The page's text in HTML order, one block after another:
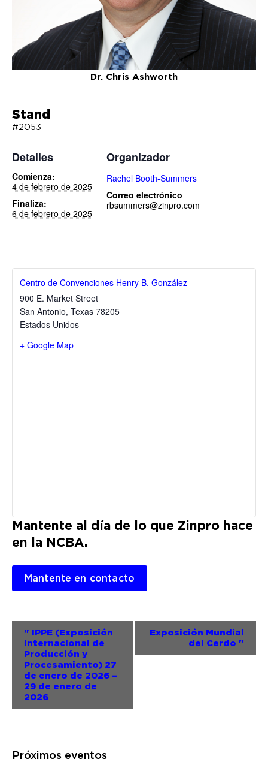
Dr. Chris Ashworth
Stand
#2053
Detalles
Comienza:
4 de febrero de 2025
Finaliza:
6 de febrero de 2025
Organizador
Rachel Booth-Summers
Correo electrónico
rbsummers@zinpro.com
Centro de Convenciones Henry B. González
900 E. Market Street
San Antonio, Texas 78205
Estados Unidos
+ Google Map
Mantente al día de lo que Zinpro hace
en la NCBA.
Mantente en contacto
Evento
Navegación
" IPPE (Exposición
Internacional de
Producción y
Procesamiento) 27
de enero de 2026 –
29 de enero de
2026
Exposición Mundial
del Cerdo "
Próximos eventos